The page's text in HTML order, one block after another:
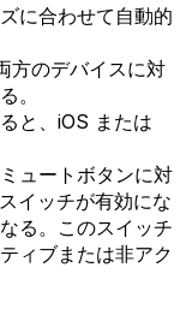
に合わせて自動的
方のデバイスに対
。
と、iOS または
ュートボタンに対
イッチが有効にな
る。このスイッチ
ィブまたは非アク